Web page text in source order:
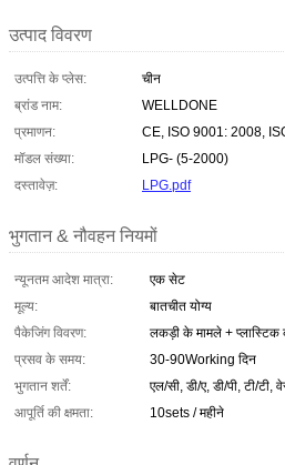
उत्पाद विवरण
उत्पत्ति के प्लेस:
चीन
ब्रांड नाम:
WELLDONE
प्रमाणन:
CE, ISO 9001: 2008,
मॉडल संख्या:
LPG- (5-2000)
दस्तावेज़:
LPG.pdf
भुगतान & नौवहन नियमों
न्यूनतम आदेश मात्रा:
एक सेट
मूल्य:
बातचीत योग्य
पैकेजिंग विवरण:
लकड़ी के मामले + प्लास्टिक
प्रसव के समय:
30-90Working दिन
भुगतान शर्तें:
एल/सी, डी/ए, डी/पी, टी/टी,
आपूर्ति की क्षमता:
10sets / महीने